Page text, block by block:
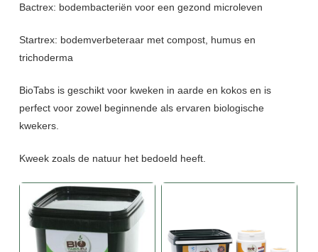
Bactrex: bodembacteriën voor een gezond microleven
Startrex: bodemverbeteraar met compost, humus en
trichoderma
BioTabs is geschikt voor kweken in aarde en kokos en is
perfect voor zowel beginnende als ervaren biologische
kwekers.
Kweek zoals de natuur het bedoeld heeft.